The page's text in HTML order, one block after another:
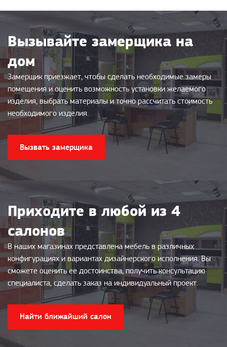
Вызывайте замерщика на
дом
Замерщик приезжает, чтобы сделать необходимые замеры
помещения и оценить возможность установки желаемого
изделия, выбрать материалы и точно рассчитать стоимость
необходимого изделия.
Вызвать замерщика
Приходите в любой из 4
салонов
В наших магазинах представлена мебель в различных
конфигурациях и вариантах дизайнерского исполнения. Вы
сможете оценить ее достоинства, получить консультацию
специалиста, сделать заказ на индивидуальный проект.
Найти ближайший салон